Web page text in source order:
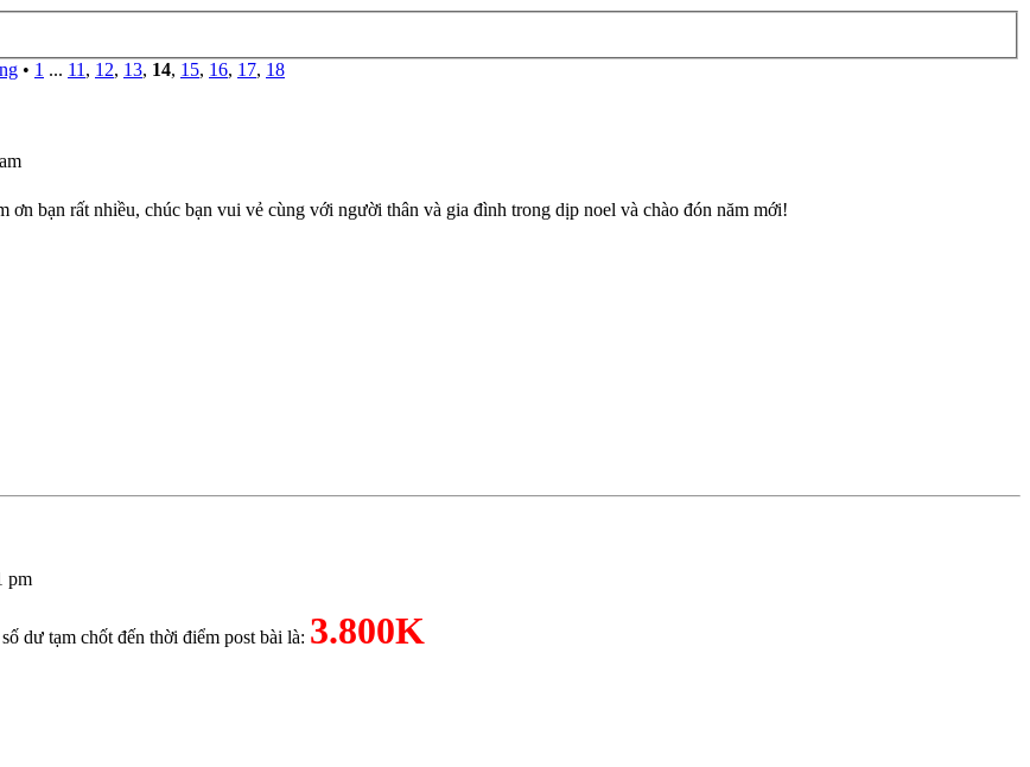
• 1 ... 11 , 12, 13, 14, 15, 16, 17, 18
ơn bạn rất nhiều, chúc bạn vui vẻ cùng với người thân và gia đình trong dịp noel và chào đón năm mới!
pm
số dư tạm chốt đến thời điểm post bài là: 3.800K